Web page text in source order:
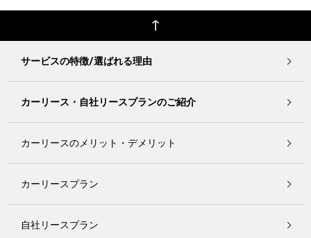
サービスの特徴/選ばれる理由
カーリース・自社リースプランのご紹介
カーリースのメリット・デメリット
カーリースプラン
自社リースプラン